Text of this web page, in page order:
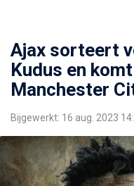
Ajax sorteert
Kudus en
Manchester
Bijgewerkt: 16 aug. 2023